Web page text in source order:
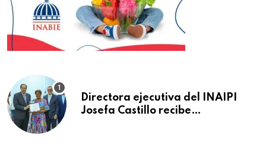
Directora ejecutiva del INAIPI
Josefa Castillo recibe